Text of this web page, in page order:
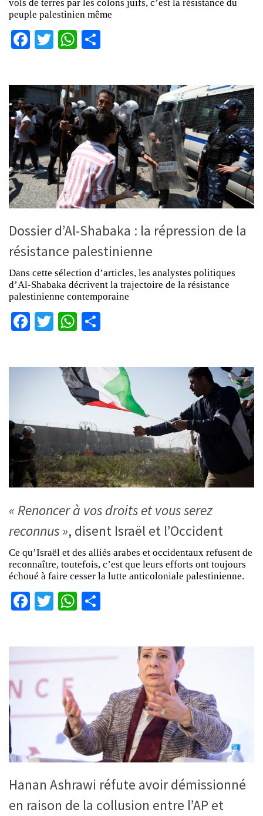
vols de terres par les colons juifs, c’est la résistance du
peuple palestinien même
Facebook
TwitterWhatsApp
Dossier d’Al-Shabaka : la répression de la
résistance palestinienne
Dans cette sélection d’articles, les analystes politiques
d’Al-Shabaka décrivent la trajectoire de la résistance
palestinienne contemporaine
Facebook
TwitterWhatsApp
« Renoncer à vos droits et vous serez
reconnus », disent Israël et l’Occident
Ce qu’Israël et des alliés arabes et occidentaux refusent de
reconnaître, toutefois, c’est que leurs efforts ont toujours
échoué à faire cesser la lutte anticoloniale palestinienne.
Facebook
TwitterWhatsApp
Hanan Ashrawi réfute avoir démissionné
en raison de la collusion entre l’AP et